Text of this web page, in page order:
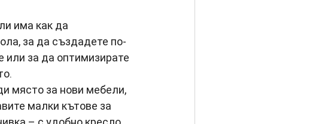
има как да
за да създадете по-
или за да оптимизирате
място за нови мебели,
малки кътове за